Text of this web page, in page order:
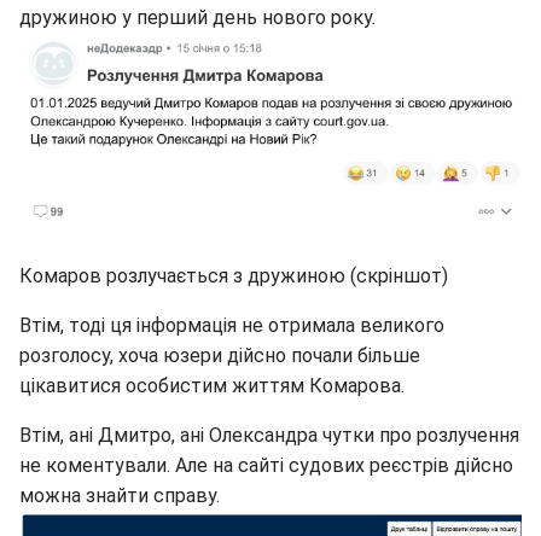
дружиною у перший день нового року.
Комаров розлучається з дружиною (скріншот)
Втім, тоді ця інформація не отримала великого
розголосу, хоча юзери дійсно почали більше
цікавитися особистим життям Комарова.
Втім, ані Дмитро, ані Олександра чутки про розлучення
не коментували. Але на сайті судових реєстрів дійсно
можна знайти справу.